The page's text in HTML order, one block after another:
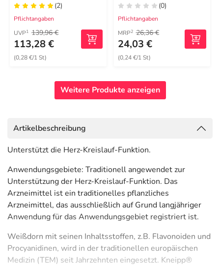
(2)
Pflichtangaben
UVP1 139,96 €
113,28 €
(0,28 €/1 St)
(0)
Pflichtangaben
MRP2 26,36 €
24,03 €
(0,24 €/1 St)
Weitere Produkte anzeigen
Artikelbeschreibung
Unterstützt die Herz-Kreislauf-Funktion.
Anwendungsgebiete: Traditionell angewendet zur
Unterstützung der Herz-Kreislauf-Funktion. Das
Arzneimittel ist ein traditionelles pflanzliches
Arzneimittel, das ausschließlich auf Grund langjähriger
Anwendung für das Anwendungsgebiet registriert ist.
Weißdorn mit seinen Inhaltsstoffen, z.B. Flavonoiden und
Procyanidinen, wird in der traditionellen europäischen
Medizin (TEM) seit Jahrzehnten eingesetzt. Kneipp®